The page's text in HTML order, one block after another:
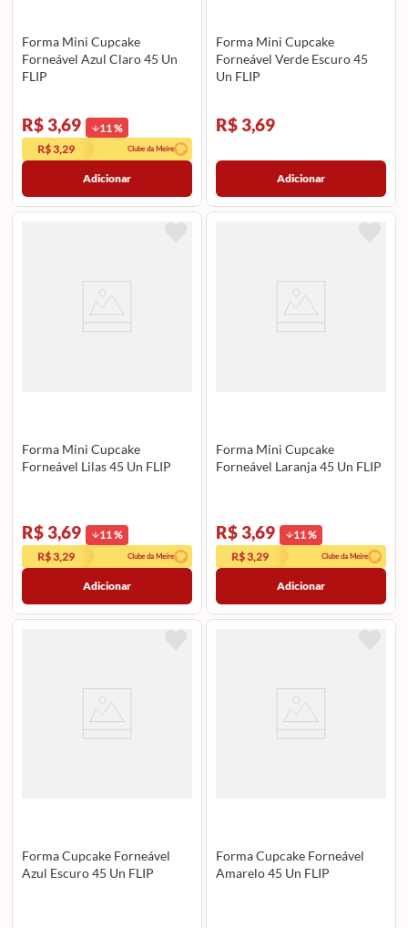
Forma Mini Cupcake
Forneável Azul Claro 45 Un
FLIP
R$ 3,69 11%
R$ 3,29
Clube da Meire
Adicionar
Forma Mini Cupcake
Forneável Verde Escuro 45
Un FLIP
R$ 3,69
Adicionar
Forma Mini Cupcake
Forneável Lilas 45 Un FLIP
R$ 3,69 11%
R$ 3,29
Clube da Meire
Adicionar
Forma Mini Cupcake
Forneável Laranja 45 Un FLIP
R$ 3,69 11%
R$ 3,29
Clube da Meire
Adicionar
Forma Cupcake Forneável
Azul Escuro 45 Un FLIP
Forma Cupcake Forneável
Amarelo 45 Un FLIP